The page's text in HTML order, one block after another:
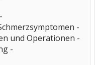
-
und Operationen -
-